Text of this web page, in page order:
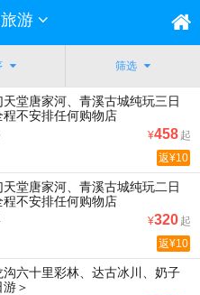
游
筛选
天堂唐家河、青溪古城纯玩三日
不安排任何购物店
¥458 起
返¥10
天堂唐家河、青溪古城纯玩二日
不安排任何购物店
¥320 起
返¥10
沟六十里彩林、达古冰川、奶子
＞